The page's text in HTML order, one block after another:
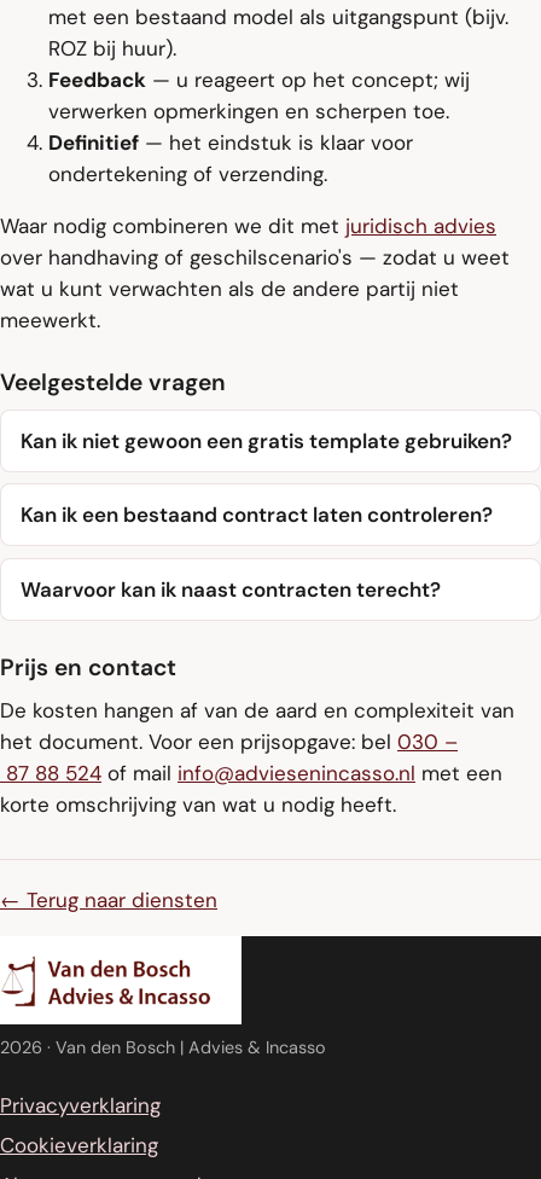
met een bestaand model als uitgangspunt (bijv.
ROZ bij huur).
Feedback — u reageert op het concept; wij
verwerken opmerkingen en scherpen toe.
Definitief — het eindstuk is klaar voor
ondertekening of verzending.
Waar nodig combineren we dit met juridisch advies
over handhaving of geschilscenario's — zodat u weet
wat u kunt verwachten als de andere partij niet
meewerkt.
Veelgestelde vragen
Kan ik niet gewoon een gratis template gebruiken?
Kan ik een bestaand contract laten controleren?
Waarvoor kan ik naast contracten terecht?
Prijs en contact
De kosten hangen af van de aard en complexiteit van
het document. Voor een prijsopgave: bel 030 –
87 88 524 of mail info@adviesenincasso.nl met een
korte omschrijving van wat u nodig heeft.
← Terug naar diensten
2026 · Van den Bosch | Advies & Incasso
Privacyverklaring
Cookieverklaring